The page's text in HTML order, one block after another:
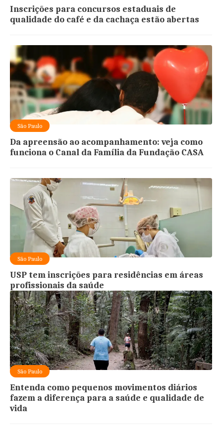
Inscrições para concursos estaduais de
qualidade do café e da cachaça estão abertas
São Paulo
Da apreensão ao acompanhamento: veja como
funciona o Canal da Família da Fundação CASA
São Paulo
USP tem inscrições para residências em áreas
profissionais da saúde
São Paulo
Entenda como pequenos movimentos diários
fazem a diferença para a saúde e qualidade de
vida